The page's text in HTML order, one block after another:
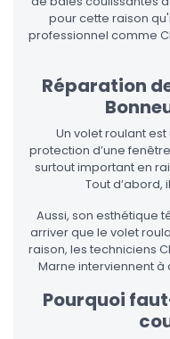
pour cette raison
professionnel comme
Réparation
Un volet roulant
protection d’une
surtout important en
Tout d’abord,
Aussi, son esthétique
arriver que le volet
raison, les techniciens
Marne interviennent
Pourquoi